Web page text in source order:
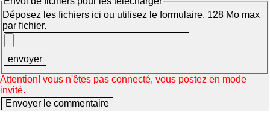
Déposez les fichiers ici ou utilisez le formulaire. 128 Mo max
par fichier.
Attention! vous n'êtes pas connecté, vous postez en mode
invité.